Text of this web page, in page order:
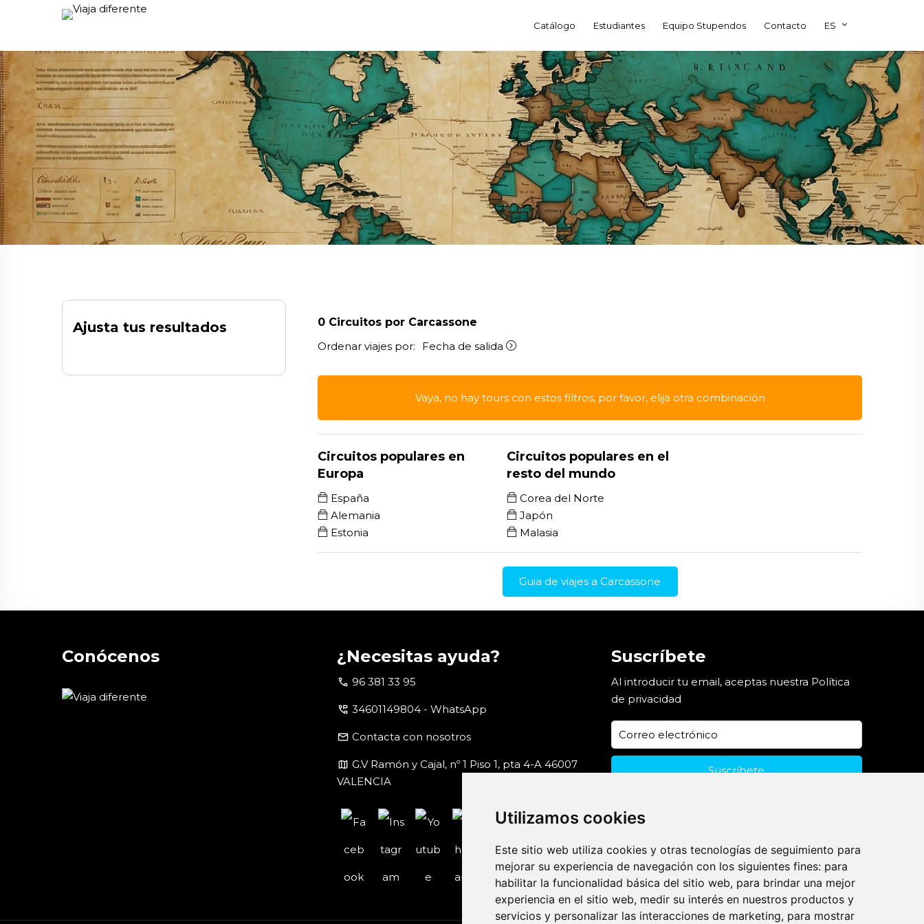
Utilizamos cookies
Este sitio web utiliza cookies y otras tecnologías de seguimiento para
mejorar su experiencia de navegación con los siguientes fines: para
habilitar la funcionalidad básica del sitio web, para brindar una mejor
experiencia en el sitio web, medir su interés en nuestros productos y
servicios y personalizar las interacciones de marketing, para mostrar
Catálogo Estudiantes Equipo Stupendos Contacto ES
0 Circuitos por Carcassone
Ordenar viajes por:
Fecha de salida
Vaya, no hay tours con estos filtros, por favor, elija otra combinación
Circuitos populares en
Europa
España
Alemania
Estonia
Circuitos populares en el
resto del mundo
Corea del Norte
Japón
Malasia
Guia de viajes a Carcassone
Ajusta tus resultados
Conócenos ¿Necesitas ayuda?
call 96 381 33 95
perm_phone_msg 34601149804 - WhatsApp
email Contacta con nosotros
map G.V Ramón y Cajal, nº 1 Piso 1, pta 4-A 46007
VALENCIA
Suscríbete
Al introducir tu email, aceptas nuestra Política
de privacidad